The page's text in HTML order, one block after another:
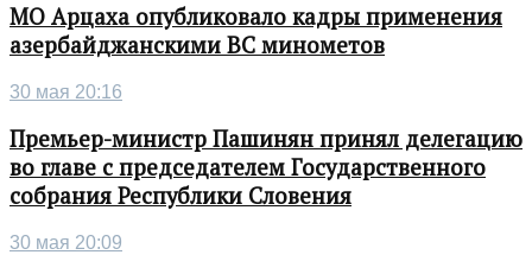
МО Арцаха опубликовало кадры применения
азербайджанскими ВС минометов
30 мая 20:16
Премьер-министр Пашинян принял делегацию
во главе с председателем Государственного
собрания Республики Словения
30 мая 20:09